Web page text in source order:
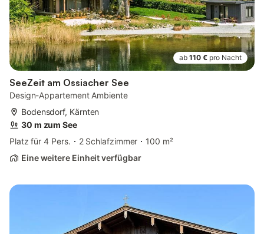
ab 110 € pro Nacht
SeeZeit am Ossiacher See
Design-Appartement Ambiente
Bodensdorf, Kärnten
30 m zum See
Platz für 4 Pers.
2 Schlafzimmer
100 m²
Eine weitere Einheit verfügbar